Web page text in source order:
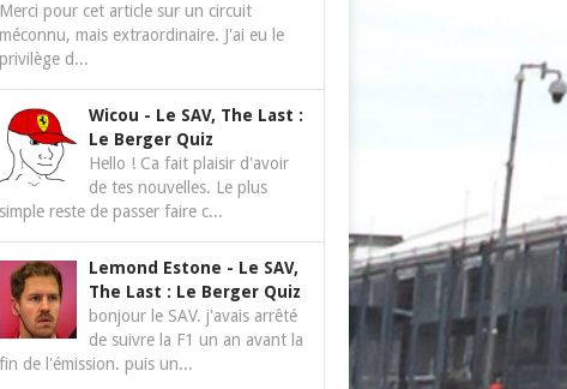
Merci pour cet article sur un circuit
méconnu, mais extraordinaire. J'ai eu le
privilège d...
Wicou - Le SAV, The Last :
Le Berger Quiz
Hello ! Ca fait plaisir d'avoir
de tes nouvelles. Le plus
simple reste de passer faire c...
Lemond Estone - Le SAV,
The Last : Le Berger Quiz
bonjour le SAV. j'avais arrêté
de suivre la F1 un an avant la
fin de l'émission. puis un...